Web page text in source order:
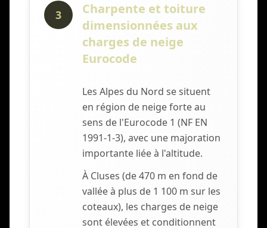
3
Charpente et toiture
dimensionnées aux
charges de neige
Eurocode
Les Alpes du Nord se situent
en région de neige forte au
sens de l'Eurocode 1 (NF EN
1991-1-3), avec une majoration
importante liée à l'altitude.
À Cluses (de 470 m en fond de
vallée à plus de 1 100 m sur les
coteaux), les charges de neige
sont élevées et conditionnent